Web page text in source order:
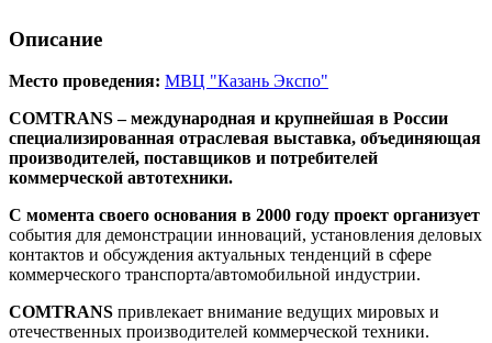
Описание
Место проведения: МВЦ "Казань Экспо"
COMTRANS – международная и крупнейшая в России
специализированная отраслевая выставка, объединяющая
производителей, поставщиков и потребителей
коммерческой автотехники.
С момента своего основания в 2000 году проект организует
события для демонстрации инноваций, установления деловых
контактов и обсуждения актуальных тенденций в сфере
коммерческого транспорта/автомобильной индустрии.
COMTRANS привлекает внимание ведущих мировых и
отечественных производителей коммерческой техники.